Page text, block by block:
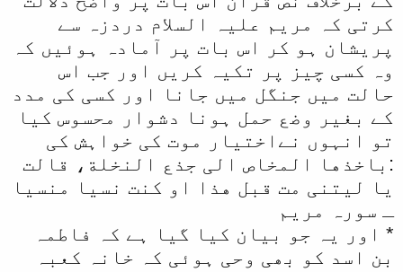
کرتی کہ مریم علیہ السلام دردزہ سے
پریشان ہو کر اس بات پر آمادہ ہوئیں کہ
وہ کسی چیز پر تکیہ کریں اور جب اس
حالت میں جنگل میں جانا اور کسی کی مدد
کے بغیر وضع حمل ہونا دشوار محسوس کیا
تو انہوں نےاختیار موت کی خواہش کی
:باخذها المخاص الی جذع النخلة، قالت
یا لیتنی مت قبل هذا او کنت نسیا منسیا
ـ سورہ مریم
* اور یہ جو بیان کیا گیا ہے کہ فاطمہ
بن اسد کو بھی وحی ہوئی کہ خانہ کعبہ